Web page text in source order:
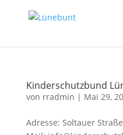
Kinderschutzbund
von rradmin | Mai 29,
Adresse: Soltauer